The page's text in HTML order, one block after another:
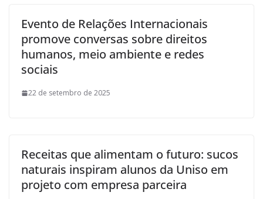
Evento de Relações Internacionais
promove conversas sobre direitos
humanos, meio ambiente e redes
sociais
22 de setembro de 2025
Receitas que alimentam o futuro: sucos
naturais inspiram alunos da Uniso em
projeto com empresa parceira